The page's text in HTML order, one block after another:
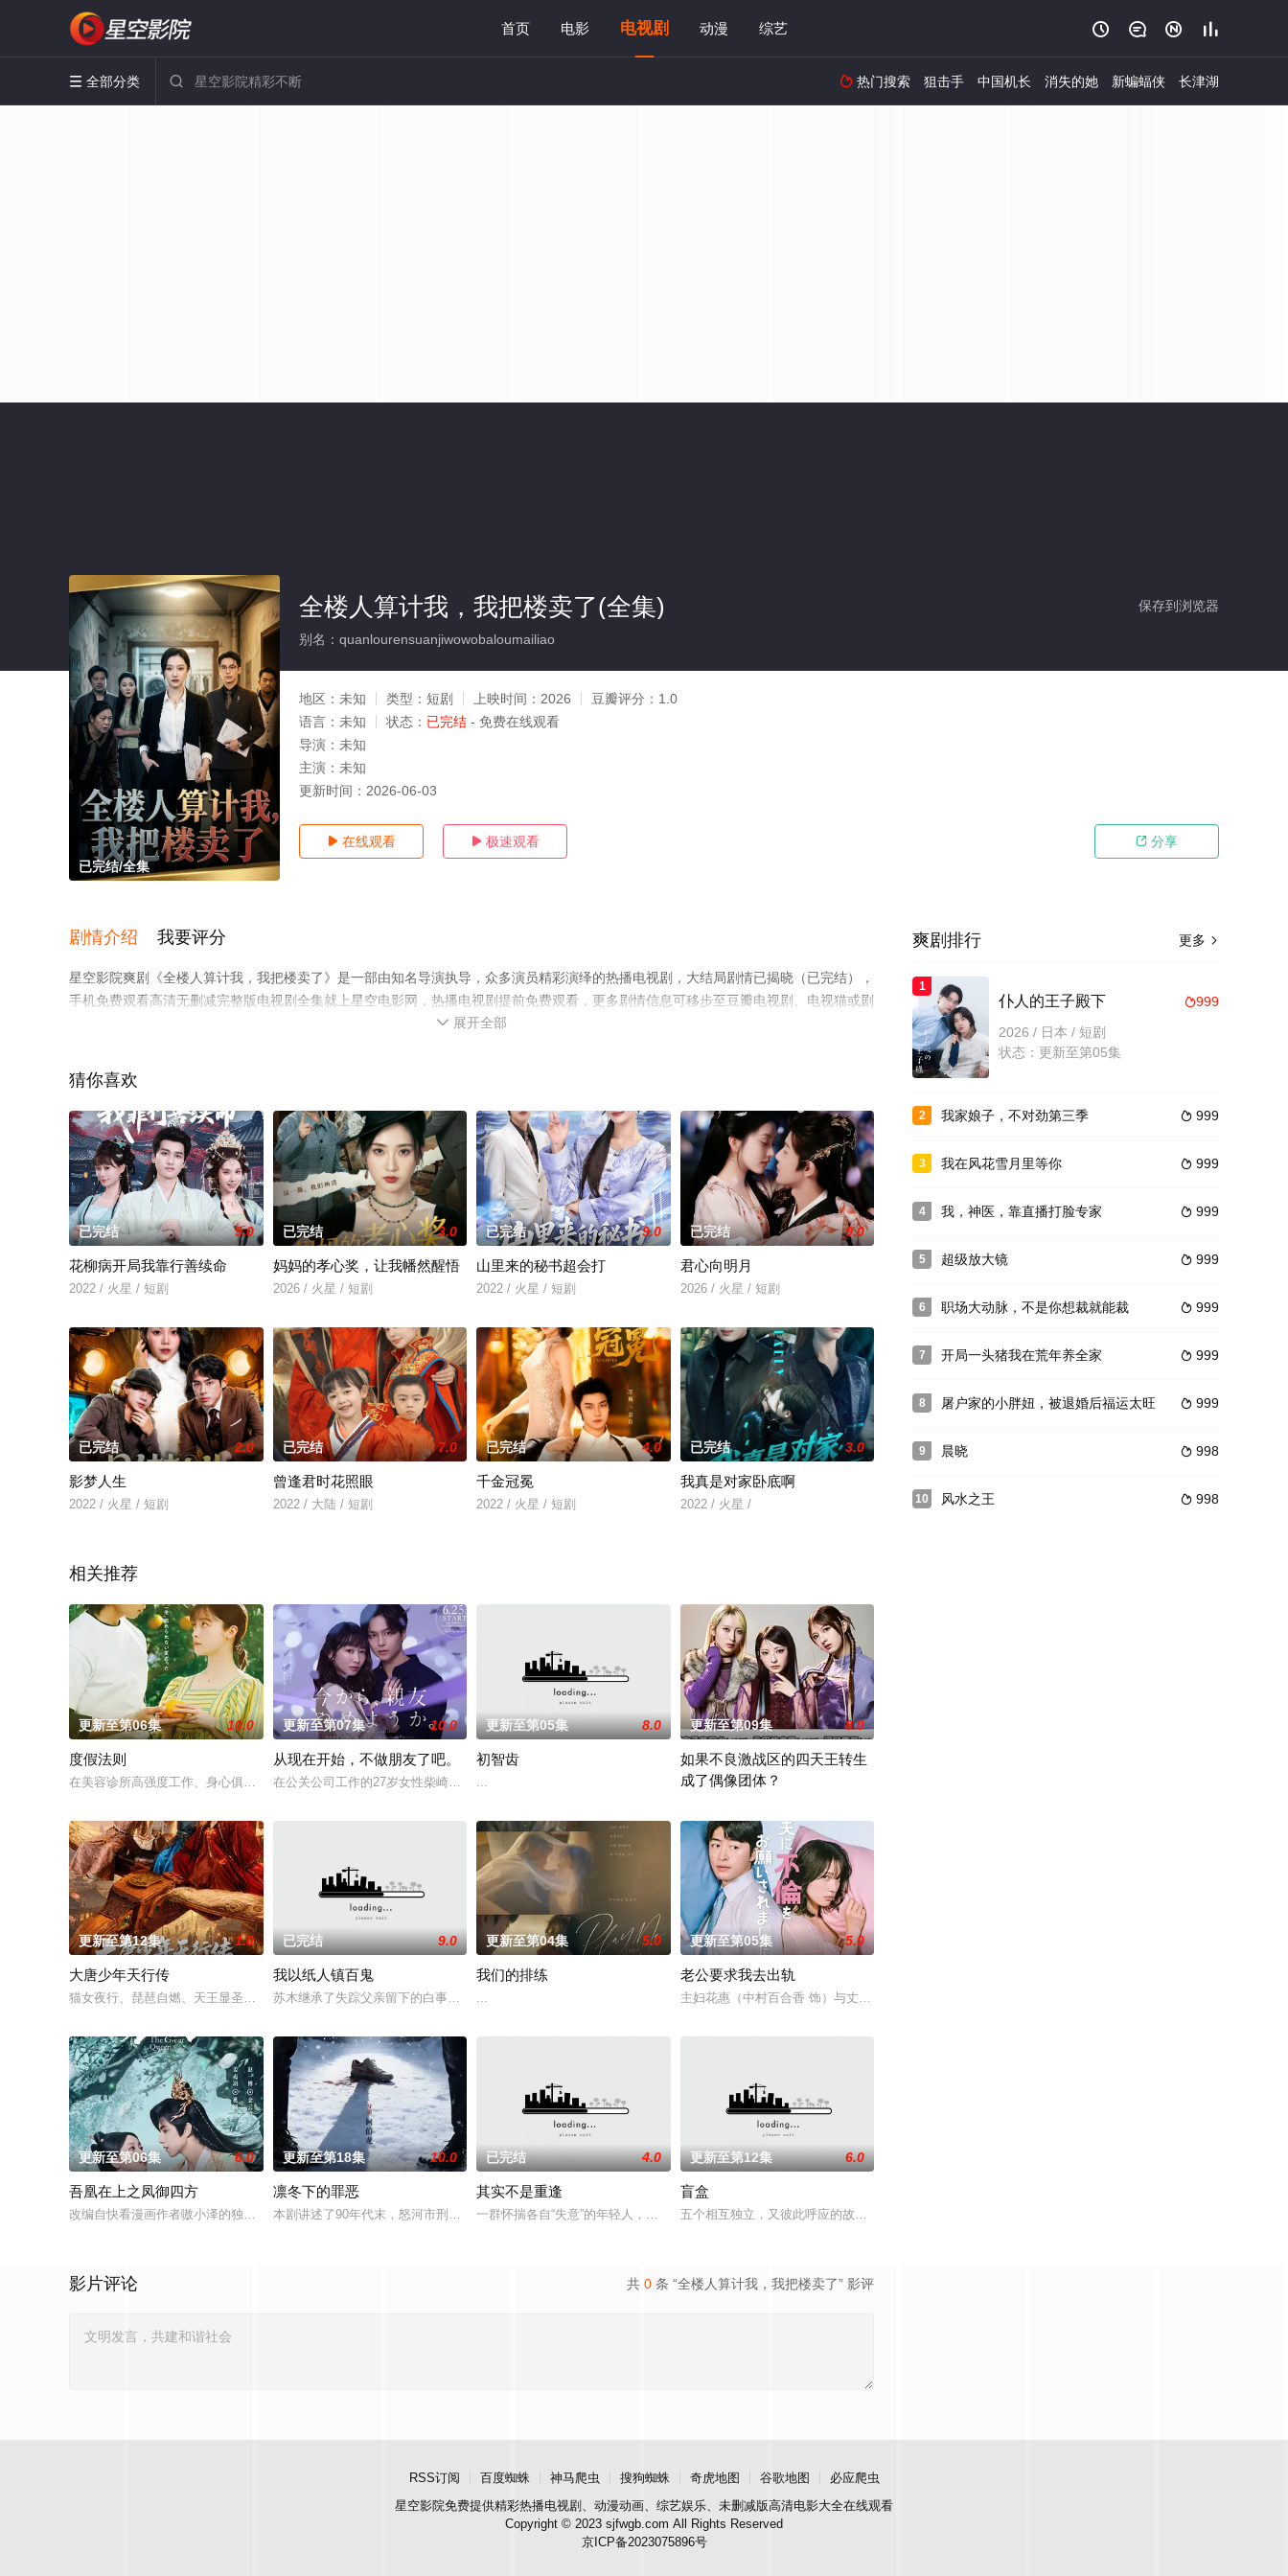
首页 电影 电视剧 动漫 综艺    
 全部分类   热门搜索 狙击手 中国机长 消失的她 新蝙蝠侠 长津湖
已完结/全集
保存到浏览器
全楼人算计我，我把楼卖了(全集)
别名：quanlourensuanjiwowobaloumailiao
地区： 未知 类型： 短剧 上映时间： 2026 豆瓣评分： 1.0
语言： 未知 状态： 已完结 - 免费在线观看
导演： 未知
主演： 未知
更新时间： 2026-06-03
 在线观看  极速观看  分享
剧情介绍 我要评分
星空影院爽剧《全楼人算计我，我把楼卖了》是一部由知名导演执导，众多演员精彩演绎的热播电视剧，大结局剧情已揭晓（已完结），
手机免费观看高清无删减完整版电视剧全集就上星空电影网，热播电视剧提前免费观看，更多剧情信息可移步至豆瓣电视剧、电视猫或剧
 展开全部
猜你喜欢
已完结 9.0
花柳病开局我靠行善续命
2022 / 火星 / 短剧
已完结 3.0
妈妈的孝心奖，让我幡然醒悟
2026 / 火星 / 短剧
已完结 9.0
山里来的秘书超会打
2022 / 火星 / 短剧
已完结 9.0
君心向明月
2026 / 火星 / 短剧
已完结 2.0
影梦人生
2022 / 火星 / 短剧
已完结 7.0
曾逢君时花照眼
2022 / 大陆 / 短剧
已完结 4.0
千金冠冕
2022 / 火星 / 短剧
已完结 3.0
我真是对家卧底啊
2022 / 火星 /
相关推荐
更新至第06集 10.0
度假法则
在美容诊所高强度工作、身心俱疲的星野绿（桥本环奈 饰），因诊所突然倒闭而失业。在哥哥的建议下，她来到已故祖母留下的海
更新至第07集 10.0
从现在开始，不做朋友了吧。
在公关公司工作的27岁女性柴崎希麻里性格开朗直率，却因与历任男友在性生活的不合而深陷情感创伤。
更新至第05集 8.0
初智齿
更新至第09集 8.0
如果不良激战区的四天王转生
成了偶像团体？
更新至第12集 1.0
大唐少年天行传
猫女夜行、琵琶自燃、天王显圣、少年失踪......长安怪事扎堆？少年神探慕天行携竹马神探社成员横扫诡事，从市井少年到
已完结 9.0
我以纸人镇百鬼
苏木继承了失踪父亲留下的白事馆，本想低调扎纸维生，却因一具流血的新娘纸人卷入了一场跨越十年的惊天阴谋。这纸人身上，竟
更新至第04集 5.0
我们的排练
...
更新至第05集 5.0
老公要求我去出轨
主妇花惠（中村百合香 饰）与丈夫弘树（佐野玲於 饰）及4岁女儿看似幸福，却面临着丧偶式育儿与长达5年的
更新至第06集 6.0
吾凰在上之凤御四方
改编自快看漫画作者嗷小泽的独家连载漫画《吾凰在上》。
更新至第18集 10.0
凛冬下的罪恶
本剧讲述了90年代末，怒河市刑侦支队在无普及监控、无DNA鉴定技术的支持下，通过摸排、勘查等传统刑侦手段，接连破获数
已完结 4.0
其实不是重逢
一群怀揣各自“失意”的年轻人，在沿海小城南安相遇相知，他们决心各展所长创办旅行社。他们以当地的特色人文与美食为引，用
更新至第12集 6.0
盲盒
五个相互独立，又彼此呼应的故事——用一场精心策划的“夏令营”完成复仇的受害者；临终前与遗憾和解的“无
共 0 条 “全楼人算计我，我把楼卖了” 影评
影片评论
更多 
爽剧排行
1
999
仆人的王子殿下
2026 / 日本 / 短剧
状态：更新至第05集
2  999
我家娘子，不对劲第三季
3  999
我在风花雪月里等你
4  999
我，神医，靠直播打脸专家
5  999
超级放大镜
6  999
职场大动脉，不是你想裁就能裁
7  999
开局一头猪我在荒年养全家
8  999
屠户家的小胖妞，被退婚后福运太旺
9  998
晨晓
10  998
风水之王
RSS订阅 百度蜘蛛 神马爬虫 搜狗蜘蛛 奇虎地图 谷歌地图
必应爬虫
星空影院免费提供精彩热播电视剧、动漫动画、综艺娱乐、未删减版高清电影大全在线观看
Copyright © 2023 sjfwgb.com All Rights Reserved
京ICP备2023075896号